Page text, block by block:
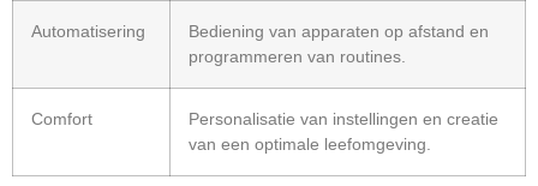
Automatisering
Bediening van apparaten op afstand en
programmeren van routines.
Comfort
Personalisatie van instellingen en creatie
van een optimale leefomgeving.